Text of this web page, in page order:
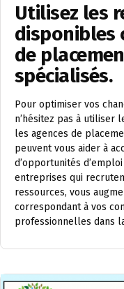
Utilisez les
disponibles
de
spécialisés.
Pour optimiser vos
n’hésitez pas à utiliser
les agences de
peuvent vous aider à
d’opportunités
entreprises qui
ressources, vous
correspondant à vos
professionnelles dans